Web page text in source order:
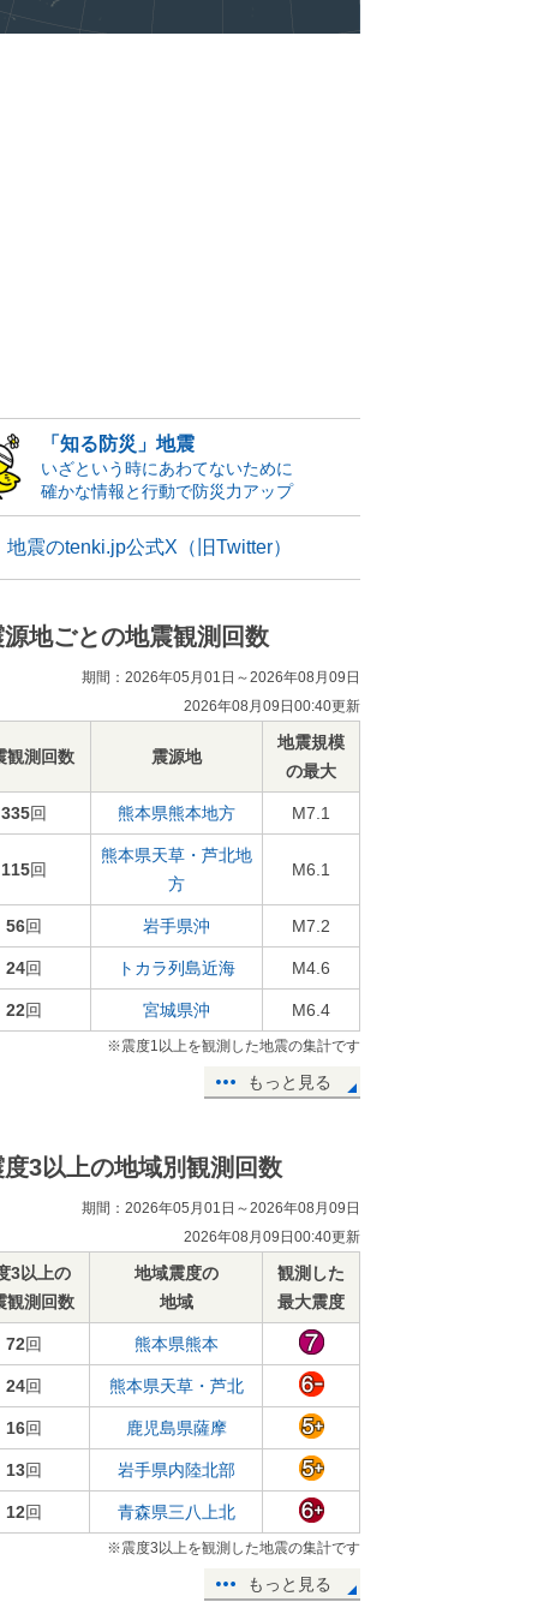
「知る防災」地震
いざという時にあわてないために
確かな情報と行動で防災力アップ
地震のtenki.jp公式X（旧Twitter）
源地ごとの地震観測回数
期間：2026年05月01日～2026年08月09日
2026年08月09日00:40更新
観測回数 震源地
地震規模
の最大
335回 熊本県熊本地方 M7.1
115回
熊本県天草・芦北地
方
M6.1
56回 岩手県沖 M7.2
24回 トカラ列島近海 M4.6
22回 宮城県沖 M6.4
※震度1以上を観測した地震の集計です
もっと見る
度3以上の地域別観測回数
期間：2026年05月01日～2026年08月09日
2026年08月09日00:40更新
3以上の
観測回数
地域震度の
地域
観測した
最大震度
72回 熊本県熊本
24回 熊本県天草・芦北
16回 鹿児島県薩摩
13回 岩手県内陸北部
12回 青森県三八上北
※震度3以上を観測した地震の集計です
もっと見る